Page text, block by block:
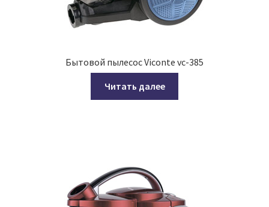
Бытовой пылесос Viconte vc-385
Читать далее